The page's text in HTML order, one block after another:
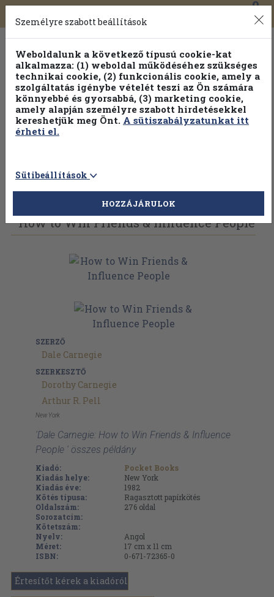
Toggle
navigation
0
Válogasson több mint 1.000.000 kiadványunk közül
100% kedvezménnyel!
Vissza az előző oldalra Válasszon példányt
How to Win Friends & Influence People
SZERZŐ
Dale Carnegie
SZERKESZTŐ
Dorothy Carnegie
Arthur R. Pell
New York
'Dale Carnegie: How to Win Friends & Influence
People ' összes példány
Kiadó:
Pocket Books
Kiadás helye:
New York
Kiadás éve:
1982
Kötés típusa:
Ragasztott papírkötés
Oldalszám:
276 oldal
Sorozatcím:
Kötetszám:
Nyelv:
Angol
Méret:
17 cm x 11 cm
ISBN:
0-671-72365-0
Értesítőt kérek a kiadóról
Személyre szabott beállítások
Weboldalunk a következő típusú cookie-kat
alkalmazza: (1) weboldal működéséhez szükséges
technikai cookie, (2) funkcionális cookie, amely a
szolgáltatás igénybe vételét teszi az Ön számára
könnyebbé és gyorsabbá, (3) marketing cookie,
amely alapján személyre szabott hirdetésekkel
kereshetjük meg Önt. A sütiszabályzatunkat itt
érheti el.
Sütibeállítások
HOZZÁJÁRULOK